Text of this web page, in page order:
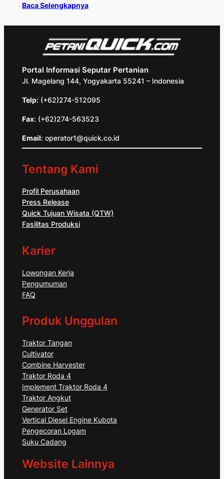
Baca Selengkapnya
Portal Informasi Seputar Pertanian
Jl. Magelang 144, Yogyakarta 55241 – Indonesia
Telp: (+62)274-512095
Fax: (+62)274-563523
Email: operator1@quick.co.id
Tentang Kami
Profil Perusahaan
Press Release
Quick Tujuan Wisata (QTW)
Fasilitas Produksi
Karier
Lowongan Kerja
Pengumuman
FAQ
Produk Unggulan
Traktor Tangan
Cultivator
Combine Harvester
Traktor Roda 4
Implement Traktor Roda 4
Traktor Angkut
Generator Set
Vertical Diesel Engine Kubota
Pengecoran Logam
Suku Cadang
Website Lainnya